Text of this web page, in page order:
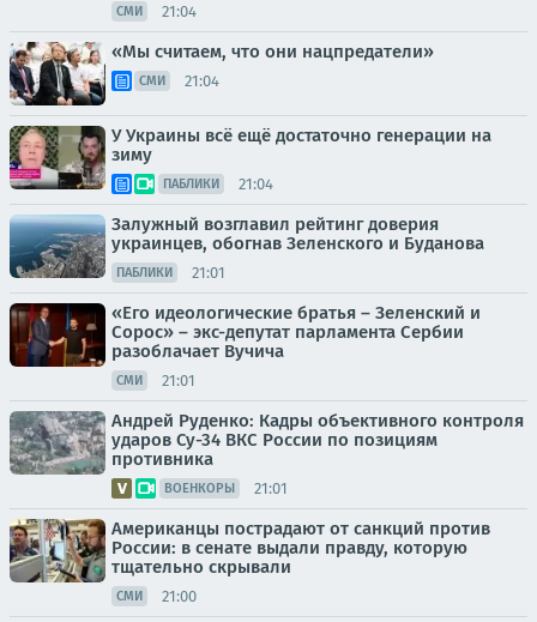
СМИ 21:04
«Мы считаем, что они нацпредатели»
СМИ 21:04
У Украины всё ещё достаточно генерации на
зиму
ПАБЛИКИ 21:04
Залужный возглавил рейтинг доверия
украинцев, обогнав Зеленского и Буданова
ПАБЛИКИ 21:01
«Его идеологические братья – Зеленский и
Сорос» – экс-депутат парламента Сербии
разоблачает Вучича
СМИ 21:01
Андрей Руденко: Кадры объективного контроля
ударов Су-34 ВКС России по позициям
противника
ВОЕНКОРЫ 21:01
Американцы пострадают от санкций против
России: в сенате выдали правду, которую
тщательно скрывали
СМИ 21:00